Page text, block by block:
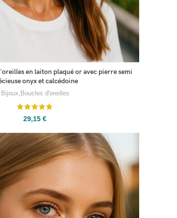
en laiton plaqué or avec pierre semi
onyx et calcédoine
Bijoux, Boucles d'oreilles
29,15€